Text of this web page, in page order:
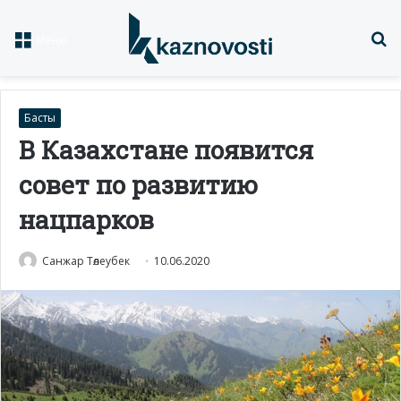
Басты
В Казахстане появится
совет по развитию
нацпарков
Санжар Төлеубек 10.06.2020